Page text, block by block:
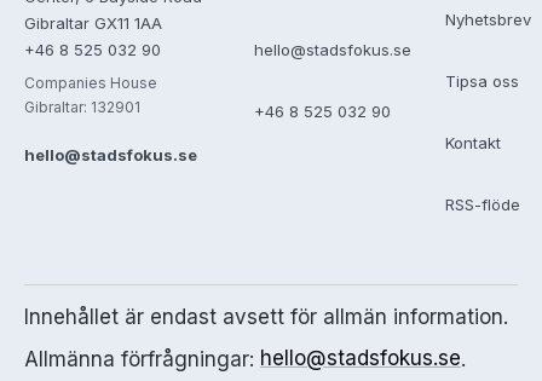
Gibraltar GX11 1AA
+46 8 525 032 90
Companies House
Gibraltar: 132901
hello@stadsfokus.se
hello@stadsfokus.se
+46 8 525 032 90
Nyhetsbrev
Tipsa oss
Kontakt
RSS-flöde
Innehållet är endast avsett för allmän information.
Allmänna förfrågningar: hello@stadsfokus.se.